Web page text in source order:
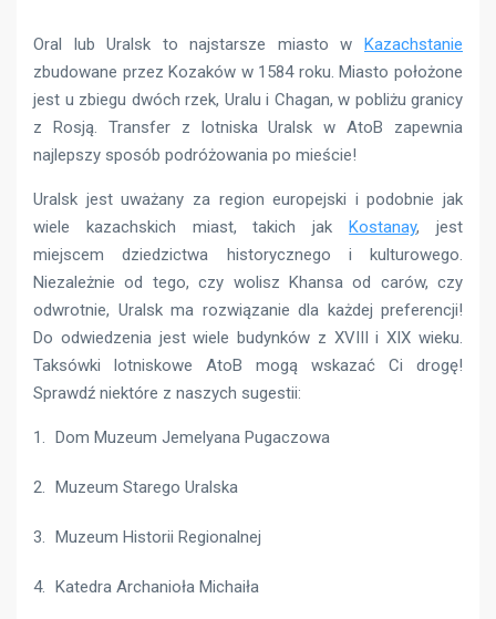
Oral lub Uralsk to najstarsze miasto w Kazachstanie
zbudowane przez Kozaków w 1584 roku. Miasto położone
jest u zbiegu dwóch rzek, Uralu i Chagan, w pobliżu granicy
z Rosją. Transfer z lotniska Uralsk w AtoB zapewnia
najlepszy sposób podróżowania po mieście!
Uralsk jest uważany za region europejski i podobnie jak
wiele kazachskich miast, takich jakKostanay, jest
miejscem dziedzictwa historycznego i kulturowego.
Niezależnie od tego, czy wolisz Khansa od carów, czy
odwrotnie, Uralsk ma rozwiązanie dla każdej preferencji!
Do odwiedzenia jest wiele budynków z XVIII i XIX wieku.
Taksówki lotniskowe AtoB mogą wskazać Ci drogę!
Sprawdź niektóre z naszych sugestii:
Dom Muzeum Jemelyana Pugaczowa
Muzeum Starego Uralska
Muzeum Historii Regionalnej
Katedra Archanioła Michaiła